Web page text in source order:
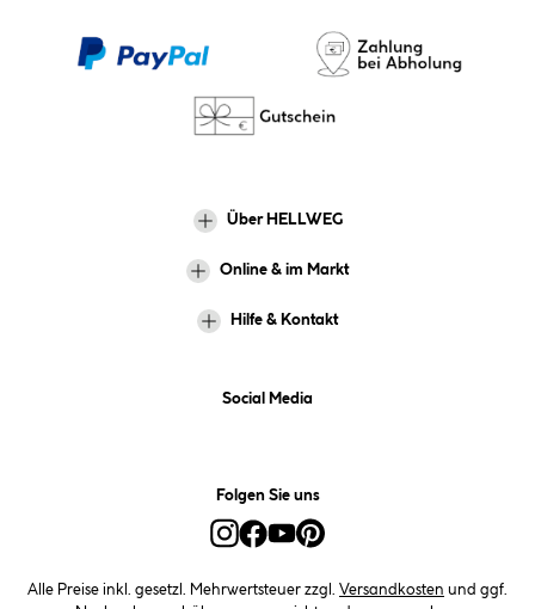
Über HELLWEG
Online & im Markt
Hilfe & Kontakt
Social Media
Folgen Sie uns
Alle Preise inkl. gesetzl. Mehrwertsteuer zzgl. Versandkosten und ggf.